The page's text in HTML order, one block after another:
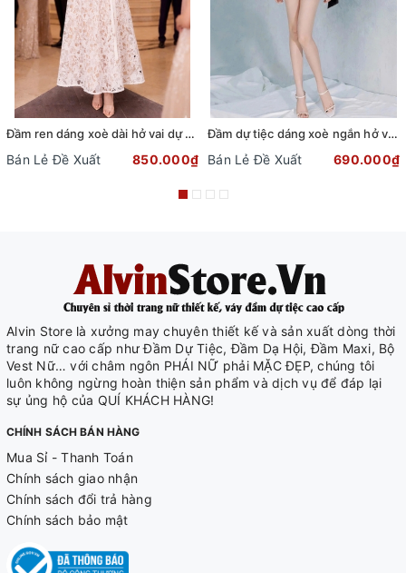
Đầm ren dáng xoè dài hở vai dự tiệc phối dây đai sang trọng
Bán Lẻ Đề Xuất 850.000₫
Đầm dự tiệc dáng xoè ngắn hở vai cột nơ sang trọng (TẶNG KÈM QUẦN SHORT) (Đen)
Bán Lẻ Đề Xuất 690.000₫
Alvin Store là xưởng may chuyên thiết kế và sản xuất dòng thời
trang nữ cao cấp như Đầm Dự Tiệc, Đầm Dạ Hội, Đầm Maxi, Bộ
Vest Nữ… với châm ngôn PHÁI NỮ phải MẶC ĐẸP, chúng tôi
luôn không ngừng hoàn thiện sản phẩm và dịch vụ để đáp lại
sự ủng hộ của QUÍ KHÁCH HÀNG!
CHÍNH SÁCH BÁN HÀNG
Mua Sỉ - Thanh Toán
Chính sách giao nhận
Chính sách đổi trả hàng
Chính sách bảo mật